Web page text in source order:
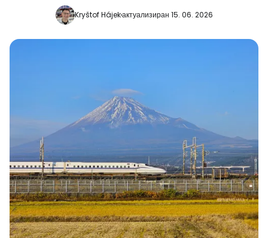
Kryštof Hájekактуализиран 15. 06. 2026